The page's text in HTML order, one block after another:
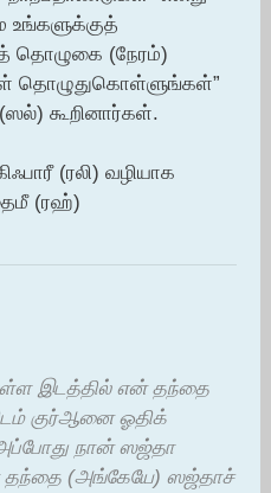
உங்களுக்குத்
தொழுகை (நேரம்)
தொழுதுகொள்ளுங்கள்”
கூறினார்கள்.
(ரலி) வழியாக
(ரஹ்)
இடத்தில் என் தந்தை
குர்ஆனை ஓதிக்
நான் ஸஜ்தா
(அங்கேயே) ஸஜ்தாச்